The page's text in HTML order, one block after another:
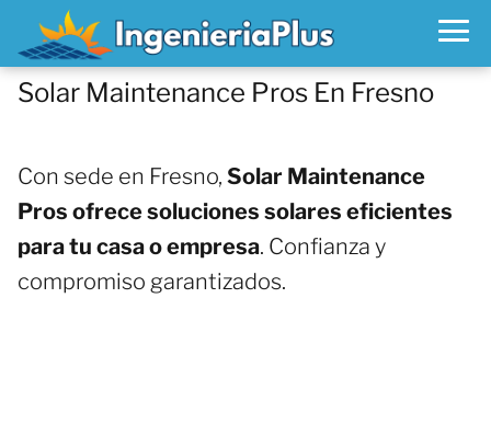
Solar Maintenance Pros En Fresno
Con sede en Fresno, Solar Maintenance
Pros ofrece soluciones solares eficientes
para tu casa o empresa. Confianza y
compromiso garantizados.